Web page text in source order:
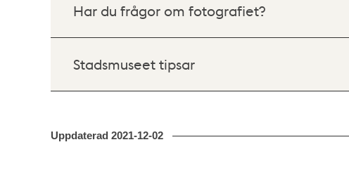
Har du frågor om fotografiet?
Stadsmuseet tipsar
Uppdaterad 2021-12-02